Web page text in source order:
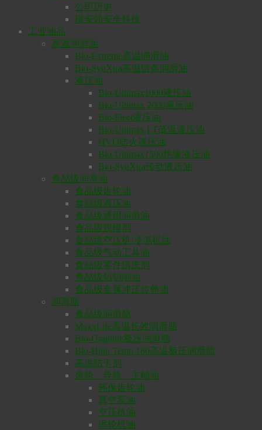
公司历史
瑞安勃安全科技
工业油品
高温润滑油
Bio-Extreme高温润滑油
Bio-SynXtra高温链条润滑油
液压油
Bio-Ultimax1000液压油
Bio-Ultimax 2000液压油
Bio-Fleet液压油
Bio-Ultimax LT低温液压油
HVO防火液压油
Bio-Ultimax1500绝缘液压油
Bio-SynXtra传动液压油
食品级润滑油
食品级齿轮油
食品级液压油
食品级通用润滑油
食品级脱模剂
食品级空压机/冷冻机油
食品级气动工具油
食品级零件清洗剂
食品级铝切削油
食品级金属冲压拉伸油
润滑脂
食品级润滑脂
MaxxLife高温长效润滑脂
Bio-Graphite极压润滑脂
Bio-High Temp 180高温极压润滑脂
高温防卡剂
齿轮、导轨、主轴油
环保齿轮油
真空泵油
空压机油
涡轮机油